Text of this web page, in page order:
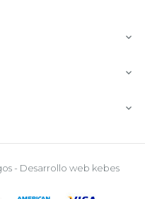



- Desarrollo web kebes